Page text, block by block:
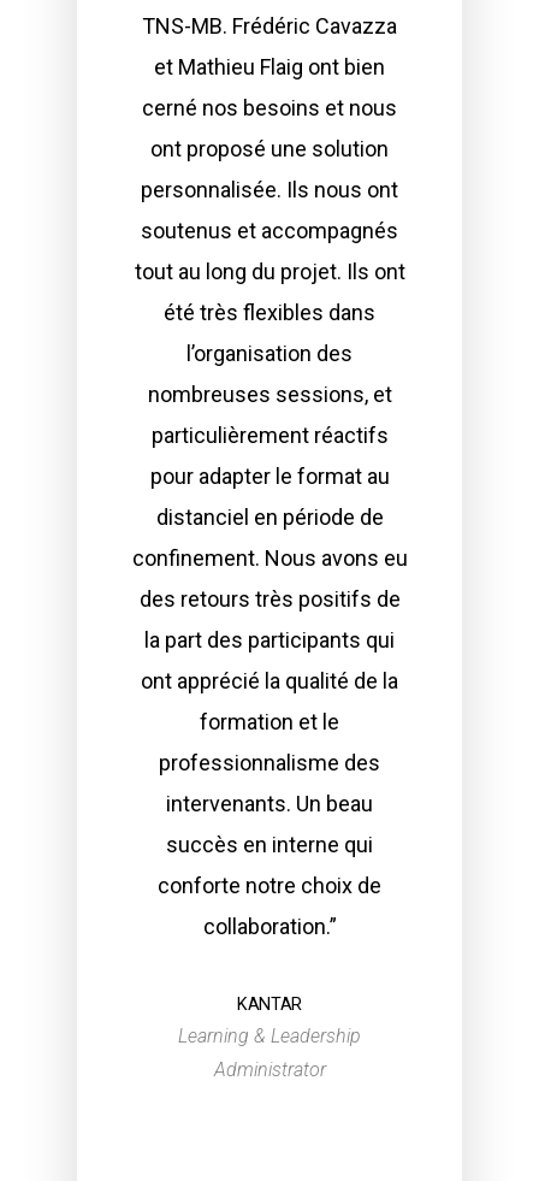
TNS-MB. Frédéric Cavazza
et Mathieu Flaig ont bien
cerné nos besoins et nous
ont proposé une solution
personnalisée. Ils nous ont
soutenus et accompagnés
tout au long du projet. Ils ont
été très flexibles dans
l’organisation des
nombreuses sessions, et
particulièrement réactifs
pour adapter le format au
distanciel en période de
confinement. Nous avons eu
des retours très positifs de
la part des participants qui
ont apprécié la qualité de la
formation et le
professionnalisme des
intervenants. Un beau
succès en interne qui
conforte notre choix de
collaboration.”
KANTAR
Learning & Leadership
Administrator